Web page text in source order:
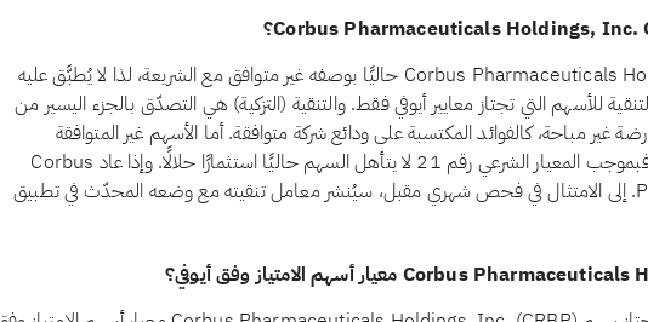
يُصنَّف سهم Corbus Pharmaceuticals Holdings, Inc. (CRBP) حاليًا بوصفه غير متوافق مع الشريعة، لذا لا يُطبَّق عليه
للأسهم التي تجتاز معايير أيوفي فقط. والتنقية (التزكية) هي التصدّق بالجزء اليسير من
غير مباحة، كالفوائد المكتسبة على ودائع شركة متوافقة. أما الأسهم غير المتوافقة
فمسألتها ليست التنقية بل الأهلية: فبموجب المعيار الشرعي رقم 21 لا يتأهل السهم حاليًا استثمارًا حلالًا. وإذا عاد Corbus
Pharmaceuticals Holdings, Inc. إلى الامتثال في فحص شهري مقبل، سيُنشر معامل تنقيته مع وضعه المحدّث في تطبيق